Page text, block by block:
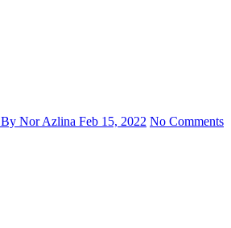
By Nor Azlina Feb 15, 2022 No Comments